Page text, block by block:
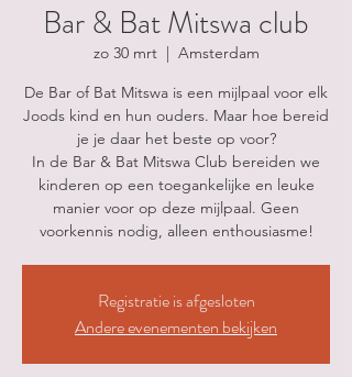
Bar & Bat Mitswa club
zo 30 mrt
  |
Amsterdam
De Bar of Bat Mitswa is een mijlpaal voor elk
Joods kind en hun ouders. Maar hoe bereid
je je daar het beste op voor?
In de Bar & Bat Mitswa Club bereiden we
kinderen op een toegankelijke en leuke
manier voor op deze mijlpaal. Geen
voorkennis nodig, alleen enthousiasme!
Registratie is afgesloten
Andere evenementen bekijken